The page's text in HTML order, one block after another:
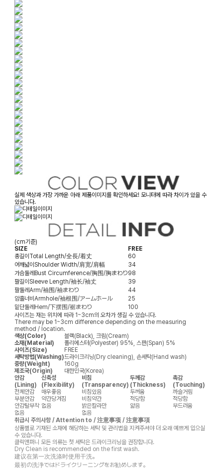
실제 색상과 가장 가까운 아래 제품이미지를 확인하세요! 모니터에 따라 차이가 있을 수
있습니다.
(cm기준)
SIZE
FREE
총길이Total Length/全長/着丈
60
어깨넓이Shoulder Width/肩宽/肩幅
34
가슴둘레Bust Circumference/胸围/胸まわり98
팔길이Sleeve Length/袖长/袖丈
39
팔둘레Arm/袖围/袖まわり
44
암홀너비Armhole/袖根围/アームホール
25
밑단둘레Hem/下摆围/裾まわり
100
사이즈는 재는 위치에 따라 1~3cm의 오차가 생길 수 있습니다.
There may be 1~3cm difference depending on the measuring
method / location.
색상(Color)
블랙(Black), 크림(Cream)
소재(Material)
폴리에스터(Polyester) 95%, 스판(Span) 5%
사이즈(Size)
FREE
세탁방법(Washing)드라이크리닝(Dry cleaning), 손세탁(Hand wash)
중량(Weight)
160g
제조국(Origin)
대한민국(Korea)
안감
(Lining)
신축성
(Flexibility)
비침
(Transparency)
두께감
(Thickness)
촉감
(Touching)
전체안감
매우좋음 비침있음 두꺼움
까슬거림
부분안감
약간당겨짐 비침약간 적당함
적당함
안감탈부착 없음 밝은칼라만 얇음
부드러움
없음
없음
취급시 주의사항 / Attention to / 注意事项 / 注意事項
상품별로 기재된 소재에 해당하는 세탁 및 관리법을 지켜주셔야 더 오래 예쁘게 입으실
수 있습니다.
클릭앤퍼니 모든 의류는 첫 세탁은 드라이크리닝을 권장합니다.
Dry Clean is recommended on the first wash.
建议在第一次洗涤时使用干洗。
最初の洗浄ではドライクリーニングをお勧めします。